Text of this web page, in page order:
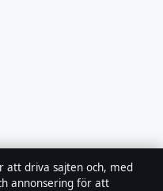
att driva sajten och, med
annonsering för att